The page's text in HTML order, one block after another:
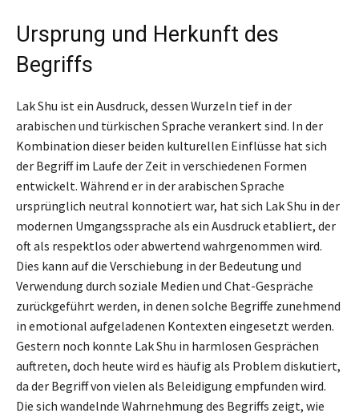
Ursprung und Herkunft des
Begriffs
Lak Shu ist ein Ausdruck, dessen Wurzeln tief in der
arabischen und türkischen Sprache verankert sind. In der
Kombination dieser beiden kulturellen Einflüsse hat sich
der Begriff im Laufe der Zeit in verschiedenen Formen
entwickelt. Während er in der arabischen Sprache
ursprünglich neutral konnotiert war, hat sich Lak Shu in der
modernen Umgangssprache als ein Ausdruck etabliert, der
oft als respektlos oder abwertend wahrgenommen wird.
Dies kann auf die Verschiebung in der Bedeutung und
Verwendung durch soziale Medien und Chat-Gespräche
zurückgeführt werden, in denen solche Begriffe zunehmend
in emotional aufgeladenen Kontexten eingesetzt werden.
Gestern noch konnte Lak Shu in harmlosen Gesprächen
auftreten, doch heute wird es häufig als Problem diskutiert,
da der Begriff von vielen als Beleidigung empfunden wird.
Die sich wandelnde Wahrnehmung des Begriffs zeigt, wie